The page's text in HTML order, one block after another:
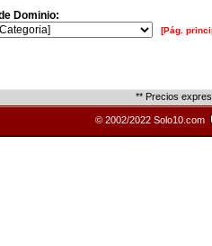
Dominio:
[Pág.
** Precios
© 2002/2022 Solo10.com